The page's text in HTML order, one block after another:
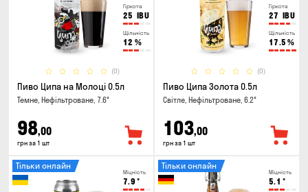
Гіркота
25 IBU
Щільність
12 %
(0)
Пиво Ципа на Молоці 0.5л
Темне, Нефільтроване, 7.6°
98,00
грн за 1 шт
Гіркота
27 IBU
Щільність
17.5 %
(0)
Пиво Ципа Золота 0.5л
Світле, Нефільтроване, 6.2°
103,00
грн за 1 шт
Міцність
7.9 °
Тільки онлайн
Міцність
5.1 °
Тільки онлайн